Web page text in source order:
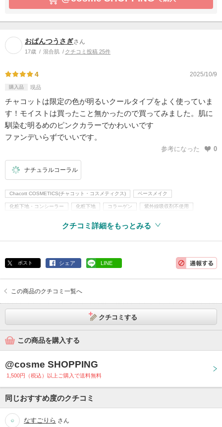
おぱんつうさぎさん
17歳 混合肌 クチコミ投稿 25件
4 2025/10/9
購入品 現品
チャコットは限定の色が明るいクールタイプをよく使っていま
す！モイストは買ったこと無かったので買ってみました。肌に
馴染む明るめのピンクカラーでかわいいです
ファンデいらずでいいです。
参考になった 0
ナチュラルコーラル
Chacott COSMETICS(チャコット・コスメティクス) ベースメイク
化粧下地・コンシーラー 化粧下地 コラーゲン 紫外線吸収剤不使用
クチコミ詳細をもっとみる
ポスト シェア LINE
この商品のクチコミ一覧へ
クチコミする
この商品を購入する
@cosme SHOPPING
1,500円（税込）以上ご購入で送料無料
同じおすすめ度のクチコミ
なすごりら さん